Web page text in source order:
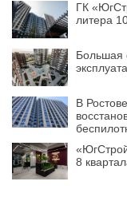
ГК
литера
Большая
В
8